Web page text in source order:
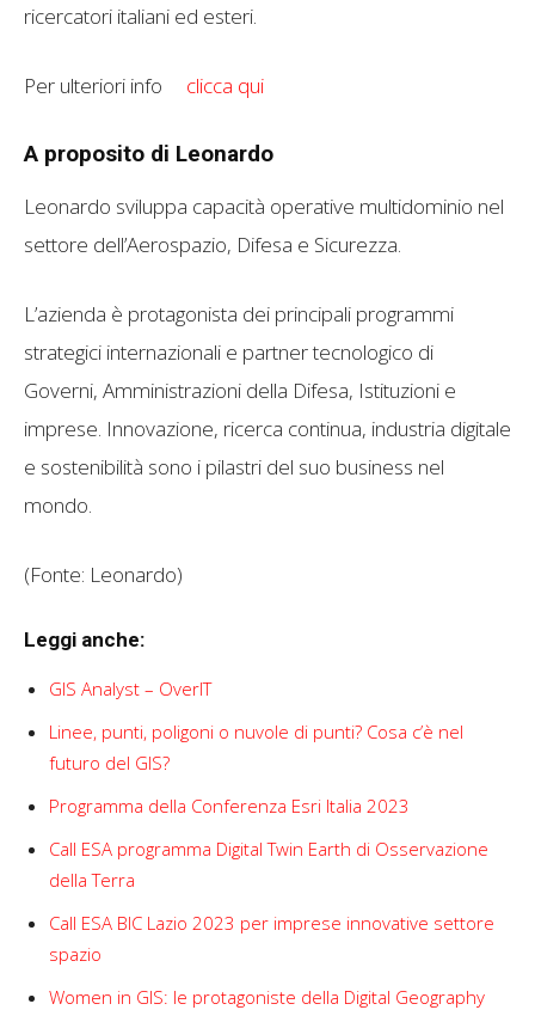
ricercatori italiani ed esteri.
Per ulteriori info clicca qui
A proposito di Leonardo
Leonardo sviluppa capacità operative multidominio nel
settore dell’Aerospazio, Difesa e Sicurezza.
L’azienda è protagonista dei principali programmi
strategici internazionali e partner tecnologico di
Governi, Amministrazioni della Difesa, Istituzioni e
imprese. Innovazione, ricerca continua, industria digitale
e sostenibilità sono i pilastri del suo business nel
mondo.
(Fonte: Leonardo)
Leggi anche:
GIS Analyst – OverIT
Linee, punti, poligoni o nuvole di punti? Cosa c’è nel
futuro del GIS?
Programma della Conferenza Esri Italia 2023
Call ESA programma Digital Twin Earth di Osservazione
della Terra
Call ESA BIC Lazio 2023 per imprese innovative settore
spazio
Women in GIS: le protagoniste della Digital Geography